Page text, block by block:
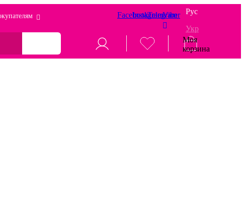
FacebookInstagram
Telegram
Viber
Рус
Укр
Моя
корзина